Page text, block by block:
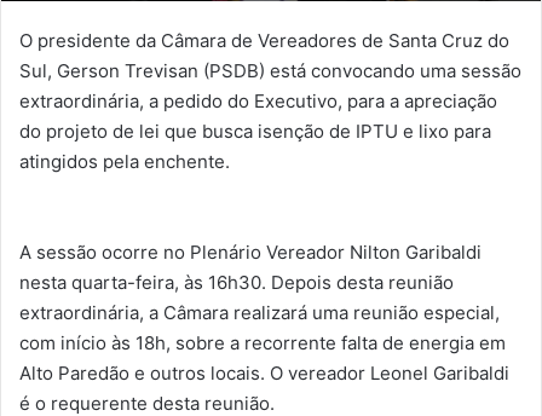
O presidente da Câmara de Vereadores de Santa Cruz do
Sul, Gerson Trevisan (PSDB) está convocando uma sessão
extraordinária, a pedido do Executivo, para a apreciação
do projeto de lei que busca isenção de IPTU e lixo para
atingidos pela enchente.
A sessão ocorre no Plenário Vereador Nilton Garibaldi
nesta quarta-feira, às 16h30. Depois desta reunião
extraordinária, a Câmara realizará uma reunião especial,
com início às 18h, sobre a recorrente falta de energia em
Alto Paredão e outros locais. O vereador Leonel Garibaldi
é o requerente desta reunião.